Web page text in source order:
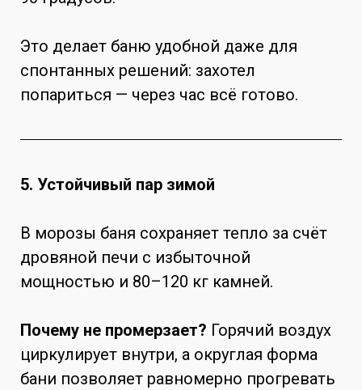
Это делает баню удобной даже для
спонтанных решений: захотел
попариться — через час всё готово.
5. Устойчивый пар зимой
В морозы баня сохраняет тепло за счёт
дровяной печи с избыточной
мощностью и 80–120 кг камней.
Почему не промерзает? Горячий воздух
циркулирует внутри, а округлая форма
бани позволяет равномерно прогревать